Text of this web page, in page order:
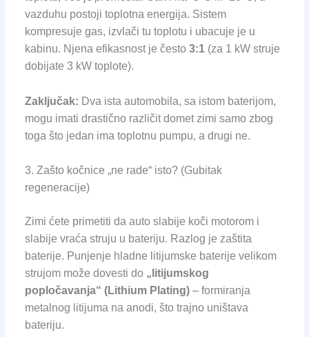
vazduhu postoji toplotna energija. Sistem
kompresuje gas, izvlači tu toplotu i ubacuje je u
kabinu. Njena efikasnost je često 3:1(za 1 kW struje
dobijate 3 kW toplote).
Zaključak: Dva ista automobila, sa istom baterijom,
mogu imati drastično različit domet zimi samo zbog
toga što jedan ima toplotnu pumpu, a drugi ne.
3. Zašto kočnice „ne rade“ isto? (Gubitak
regeneracije)
Zimi ćete primetiti da auto slabije koči motorom i
slabije vraća struju u bateriju. Razlog je zaštita
baterije. Punjenje hladne litijumske baterije velikom
strujom može dovesti do „litijumskog
popločavanja“ (Lithium Plating)– formiranja
metalnog litijuma na anodi, što trajno uništava
bateriju.